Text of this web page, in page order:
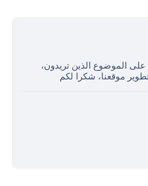
على الموضوع الذين تريدون،
موقعنا، شكرا لكم